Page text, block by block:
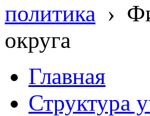
политика ›
округа
Главная
Структура